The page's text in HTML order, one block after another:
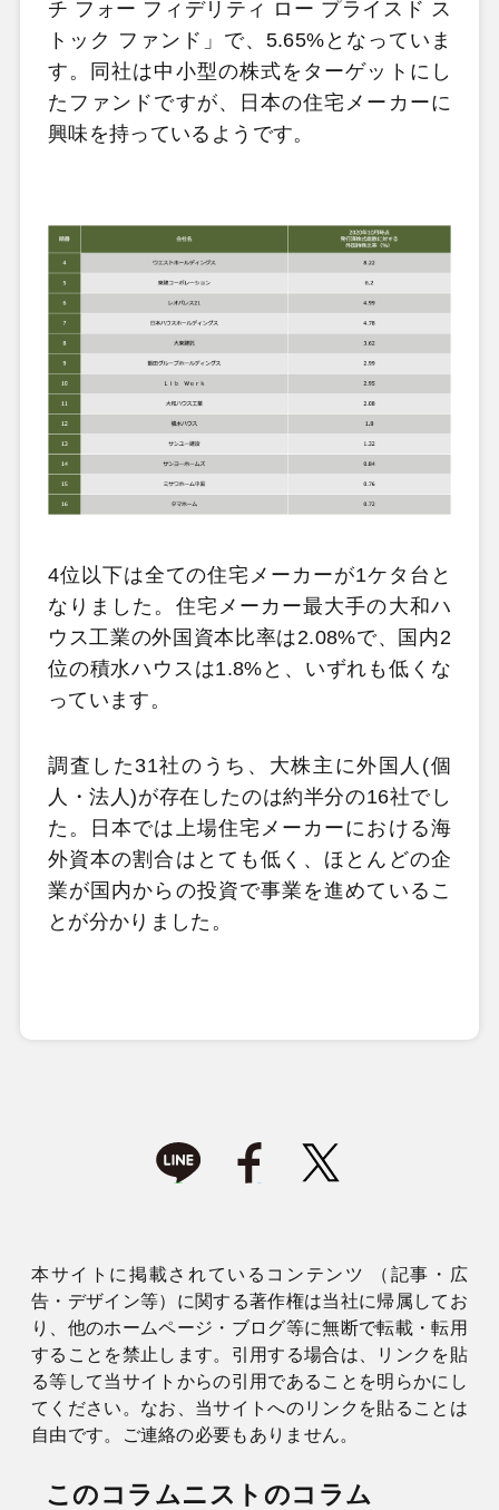
チ フォー フィデリティ ロー プライスド ス
トック ファンド」で、5.65%となっていま
す。同社は中小型の株式をターゲットにし
たファンドですが、日本の住宅メーカーに
興味を持っているようです。
4位以下は全ての住宅メーカーが1ケタ台と
なりました。住宅メーカー最大手の大和ハ
ウス工業の外国資本比率は2.08%で、国内2
位の積水ハウスは1.8%と、いずれも低くな
っています。
調査した31社のうち、大株主に外国人(個
人・法人)が存在したのは約半分の16社でし
た。日本では上場住宅メーカーにおける海
外資本の割合はとても低く、ほとんどの企
業が国内からの投資で事業を進めているこ
とが分かりました。
本サイトに掲載されているコンテンツ （記事・広
告・デザイン等）に関する著作権は当社に帰属してお
り、他のホームページ・ブログ等に無断で転載・転用
することを禁止します。引用する場合は、リンクを貼
る等して当サイトからの引用であることを明らかにし
てください。なお、当サイトへのリンクを貼ることは
自由です。ご連絡の必要もありません。
このコラムニストのコラム